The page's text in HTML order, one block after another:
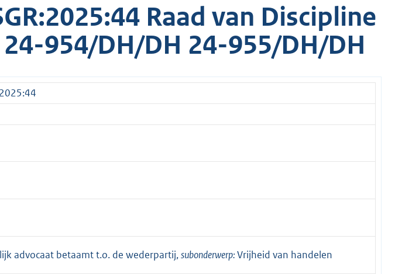
Raad van Discipline
954/DH/DH 24-955/DH/DH
advocaat betaamt t.o. de wederpartij,subonderwerp:Vrijheid van handelen